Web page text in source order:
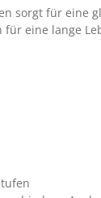
sorgt für eine
eine lange